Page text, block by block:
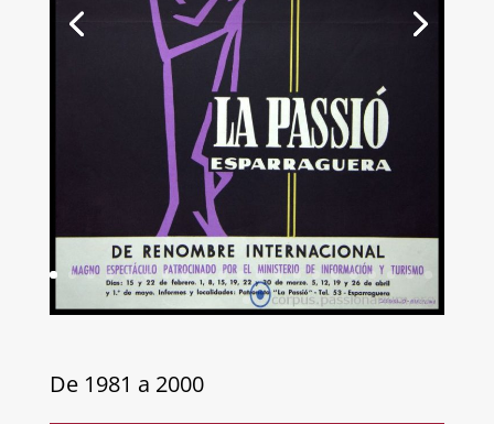
De 1981 a 2000